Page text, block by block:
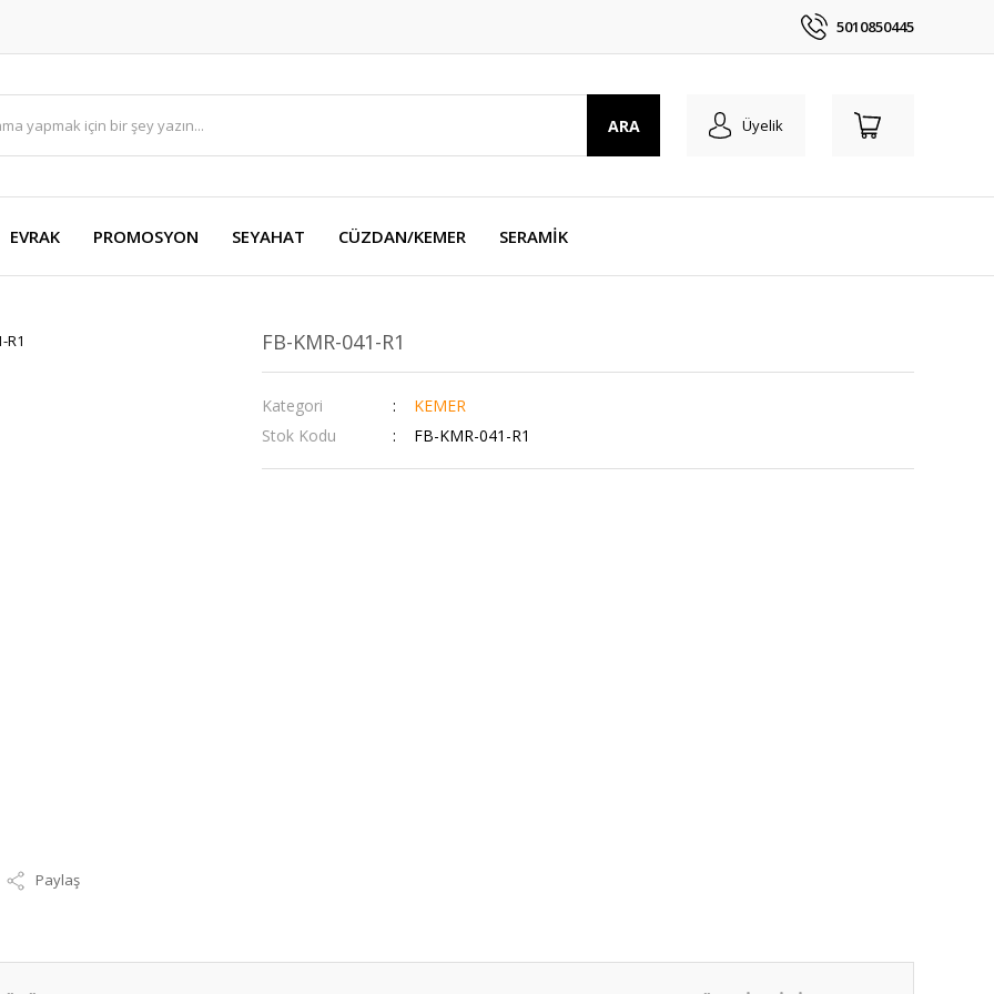
5010850445
ARA Üyelik
EVRAK PROMOSYON SEYAHAT CÜZDAN/KEMER SERAMİK
Paylaş
FB-KMR-041-R1
Kategori
KEMER
Stok Kodu
FB-KMR-041-R1